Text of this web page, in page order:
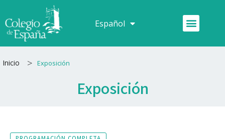
al
contenido
Español
Français Menú
Inicio > Exposición
Exposición